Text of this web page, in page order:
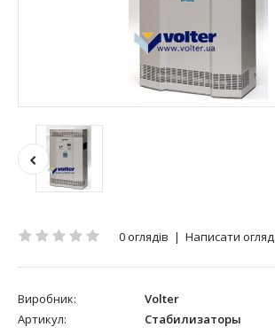
0 оглядів | Написати огляд
Виробник:
Volter
Артикул:
Стабилизаторы